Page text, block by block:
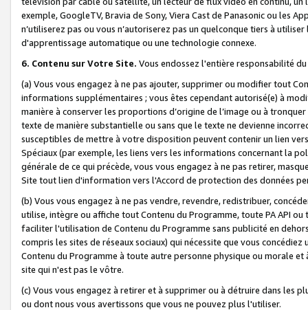
exemple, GoogleTV, Bravia de Sony, Viera Cast de Panasonic ou les
n’utiliserez pas ou vous n’autoriserez pas un quelconque tiers à
d'apprentissage automatique ou une technologie connexe.
6. Contenu sur Votre Site. Vous endossez l'entière responsabilité
(a) Vous vous engagez à ne pas ajouter, supprimer ou modifier tout
informations supplémentaires ; vous êtes cependant autorisé(e) à
manière à conserver les proportions d’origine de l’image ou à
texte de manière substantielle ou sans que le texte ne devienne
susceptibles de mettre à votre disposition peuvent contenir un lien
Spéciaux (par exemple, les liens vers les informations concernant la
générale de ce qui précède, vous vous engagez à ne pas retirer,
Site tout lien d'information vers l'Accord de protection des données
(b) Vous vous engagez à ne pas vendre, revendre, redistribuer,
utilise, intègre ou affiche tout Contenu du Programme, toute PA API
faciliter l'utilisation de Contenu du Programme sans publicité en
compris les sites de réseaux sociaux) qui nécessite que vous
Contenu du Programme à toute autre personne physique ou morale
site qui n'est pas le vôtre.
(c) Vous vous engagez à retirer et à supprimer ou à détruire dans les
ou dont nous vous avertissons que vous ne pouvez plus l'utiliser.